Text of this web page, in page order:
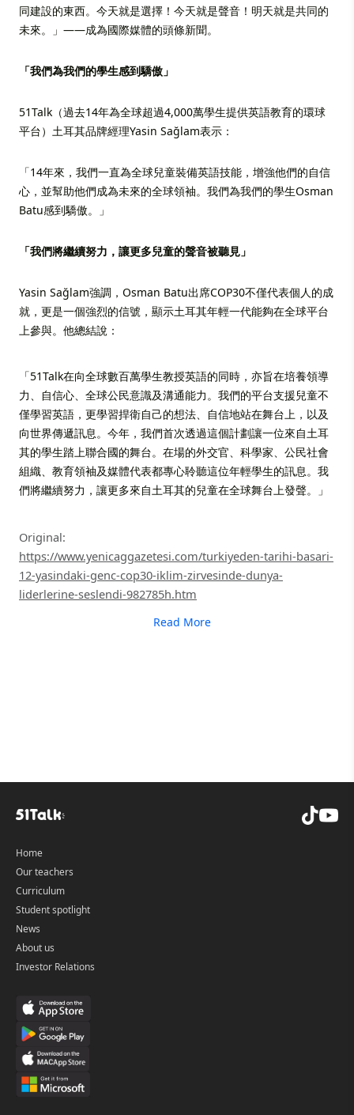
同建設的東西。今天就是選擇！今天就是聲音！明天就是共同的
未來。」——成為國際媒體的頭條新聞。
「我們為我們的學生感到驕傲」
51Talk（過去14年為全球超過4,000萬學生提供英語教育的環球
平台）土耳其品牌經理Yasin Sağlam表示：
「14年來，我們一直為全球兒童裝備英語技能，增強他們的自信
心，並幫助他們成為未來的全球領袖。我們為我們的學生Osman
Batu感到驕傲。」
「我們將繼續努力，讓更多兒童的聲音被聽見」
Yasin Sağlam強調，Osman Batu出席COP30不僅代表個人的成
就，更是一個強烈的信號，顯示土耳其年輕一代能夠在全球平台
上參與。他總結說：
「51Talk在向全球數百萬學生教授英語的同時，亦旨在培養領導
力、自信心、全球公民意識及溝通能力。我們的平台支援兒童不
僅學習英語，更學習捍衛自己的想法、自信地站在舞台上，以及
向世界傳遞訊息。今年，我們首次透過這個計劃讓一位來自土耳
其的學生踏上聯合國的舞台。在場的外交官、科學家、公民社會
組織、教育領袖及媒體代表都專心聆聽這位年輕學生的訊息。我
們將繼續努力，讓更多來自土耳其的兒童在全球舞台上發聲。」
Original:
https://www.yenicaggazetesi.com/turkiyeden-tarihi-basari-
12-yasindaki-genc-cop30-iklim-zirvesinde-dunya-
liderlerine-seslendi-982785h.htm
Read More
Home
Our teachers
Curriculum
Student spotlight
News
About us
Investor Relations